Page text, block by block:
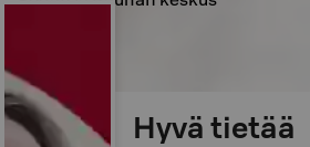
Hyvä tietää